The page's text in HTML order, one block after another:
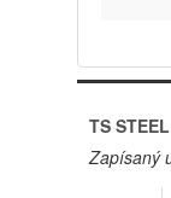
TS
Zapísaný